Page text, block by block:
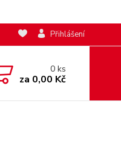
Přihlášení
0ks
za 0,00 Kč